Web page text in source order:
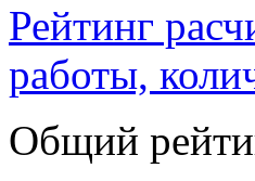
Рейтинг
работы,
Общий